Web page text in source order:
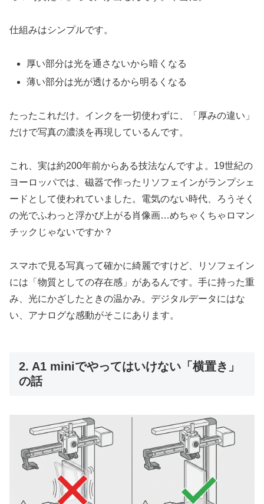
仕組みはシンプルです。
厚い部分は光を通さないから暗くなる
薄い部分は光が透けるから明るくなる
たったこれだけ。インクを一切使わずに、「厚みの違い」
だけで写真の濃淡を再現しているんです。
これ、実は約200年前からある技法なんですよ。19世紀の
ヨーロッパでは、磁器で作ったリソフェインがランプシェ
ードとして使われていました。電気のない時代、ろうそく
の光でふわっと浮かび上がる肖像画…めちゃくちゃロマン
チックじゃないですか？
スマホで見る写真って確かに綺麗ですけど、リソフェイン
には「物質としての存在感」があるんです。手に持った重
み、光にかざしたときの温かみ。デジタルデータにはな
い、アナログな感動がそこにあります。
2. A1 miniでやってはいけない「横置き」
の話